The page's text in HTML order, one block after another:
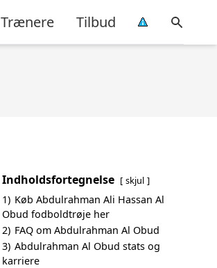
Trænere Tilbud
Indholdsfortegnelse skjul
1) Køb Abdulrahman Ali Hassan Al
Obud fodboldtrøje her
2) FAQ om Abdulrahman Al Obud
3) Abdulrahman Al Obud stats og
karriere